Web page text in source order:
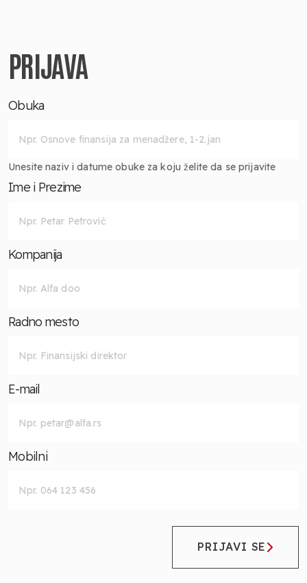
PRIJAVA
Obuka
Unesite naziv i datume obuke za koju želite da se prijavite
Ime i Prezime
Kompanija
Radno mesto
E-mail
Mobilni
PRIJAVI SE